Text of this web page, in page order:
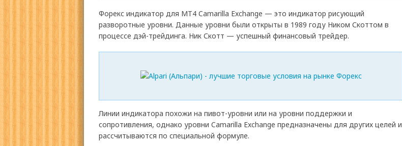
Форекс индикатор для МТ4 Camarilla Exchange — это индикатор рисующий
разворотные уровни. Данные уровни были открыты в 1989 году Ником Скоттом в
процессе дэй-трейдинга. Ник Скотт — успешный финансовый трейдер.
Линии индикатора похожи на пивот-уровни или на уровни поддержки и
сопротивления, однако уровни Camarilla Exchange предназначены для других целей и
рассчитываются по специальной формуле.